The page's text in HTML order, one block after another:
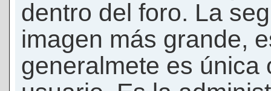
dentro del foro. La
imagen más grande,
generalmete es única